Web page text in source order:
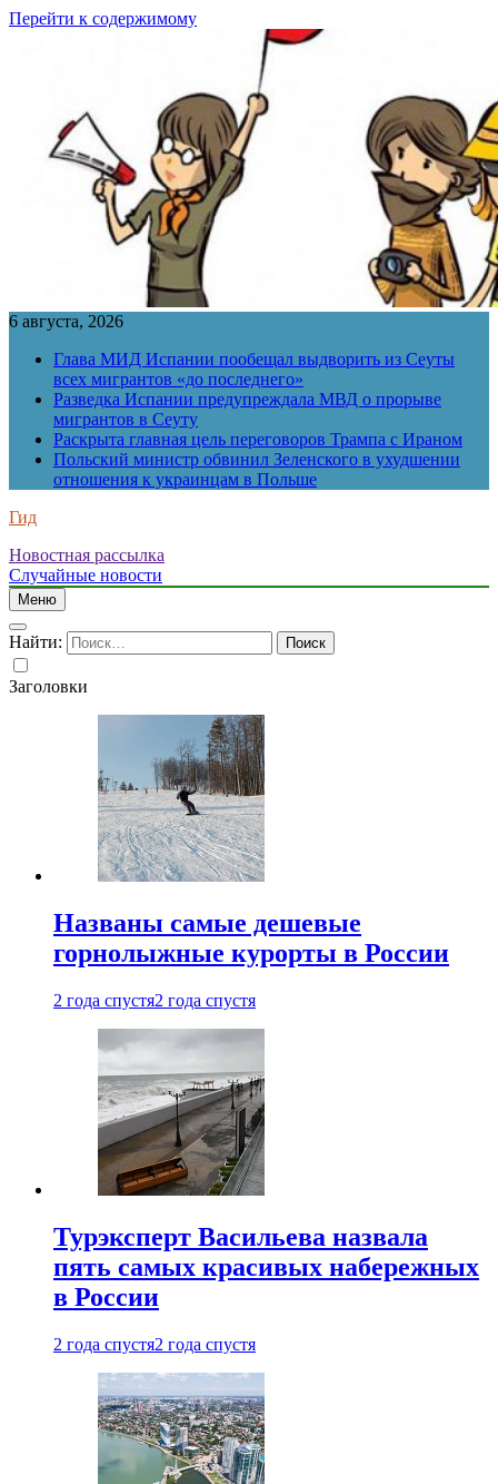
Перейти к содержимому
6 августа, 2026
Глава МИД Испании пообещал выдворить из Сеуты
всех мигрантов «до последнего»
Разведка Испании предупреждала МВД о прорыве
мигрантов в Сеуту
Раскрыта главная цель переговоров Трампа с Ираном
Польский министр обвинил Зеленского в ухудшении
отношения к украинцам в Польше
Гид
Новостная рассылка
Случайные новости
Меню
Найти:
Заголовки
Названы самые дешевые
горнолыжные курорты в России
2 года спустя2 года спустя
Турэксперт Васильева назвала
пять самых красивых набережных
в России
2 года спустя2 года спустя